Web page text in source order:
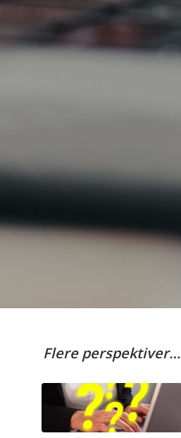
Flere perspektiver…